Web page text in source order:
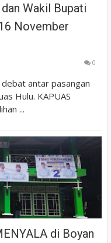
Wakil Bupati
November
0
antar pasangan
Hulu. KAPUAS
...
di Boyan